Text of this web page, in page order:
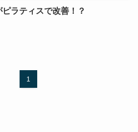
ラティスで改善！？
1